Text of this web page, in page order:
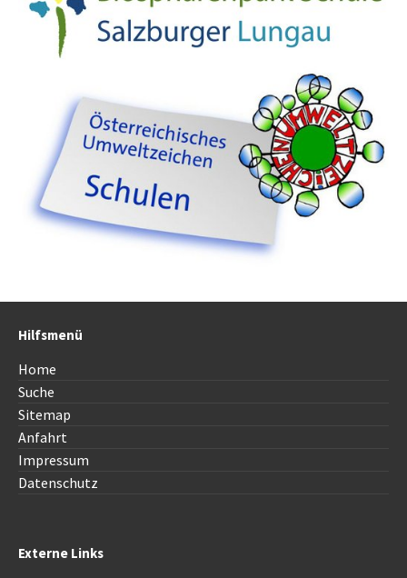
Hilfsmenü
Home
Suche
Sitemap
Anfahrt
Impressum
Datenschutz
Externe Links